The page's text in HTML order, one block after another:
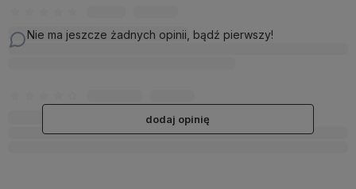
Nie ma jeszcze żadnych opinii, bądź pierwszy!
dodaj opinię